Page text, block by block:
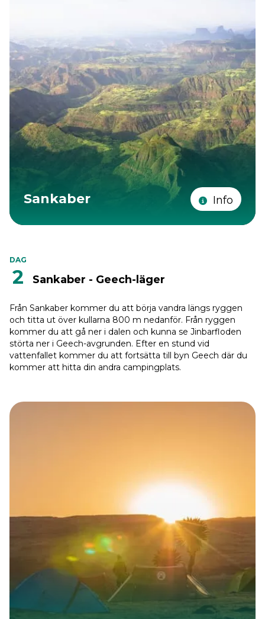
Sankaber Info
DAG
2 Sankaber - Geech-läger
Från Sankaber kommer du att börja vandra längs ryggen
och titta ut över kullarna 800 m nedanför. Från ryggen
kommer du att gå ner i dalen och kunna se Jinbarfloden
störta ner i Geech-avgrunden. Efter en stund vid
vattenfallet kommer du att fortsätta till byn Geech där du
kommer att hitta din andra campingplats.